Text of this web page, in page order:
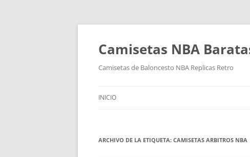
Camisetas NBA
Camisetas de Baloncesto NBA Replicas Retro
INICIO
ARCHIVO DE LA ETIQUETA: CAMISETAS ARBITROS NBA